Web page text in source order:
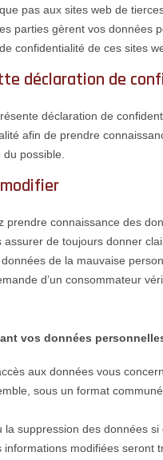
pas aux sites web de
parties gèrent vos données
confidentialité de ces sites
déclaration de
déclaration de
afin de prendre
possible.
prendre connaissance des
de toujours donner
de la mauvaise
d’un consommateur
vos données
aux données vous
sous un format
suppression des données
modifiées